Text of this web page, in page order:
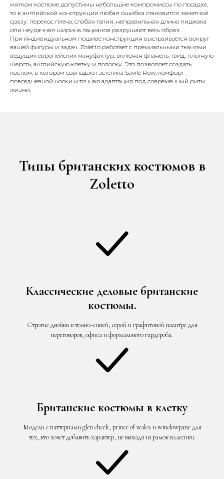
мягком костюме допустимы небольшие компромиссы по посадке,
то в английской конструкции любая ошибка становится заметной
сразу: перекос плеча, слабая талия, неправильная длина пиджака
или неудачная ширина лацканов разрушают весь образ.
При индивидуальном пошиве конструкция выстраивается вокруг
вашей фигуры и задач. Zoletto работает с премиальными тканями
ведущих европейских мануфактур, включая фланель, твид, плотную
шерсть, английскую клетку и полоску. Это позволяет создать
костюм, в котором совпадают эстетика Savile Row, комфорт
повседневной носки и точная адаптация под современный ритм
жизни.
Типы британских костюмов в
Zoletto
Классические деловые британские
костюмы.
Строгие двойки в темно-синей, серой и графитовой палитре для
переговоров, офиса и формального гардероба.
Британские костюмы в клетку
Модели с паттернами glen check, prince of wales и windowpane для
тех, кто хочет добавить характер, не выходя из рамок классики.